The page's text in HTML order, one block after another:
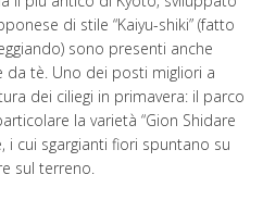
di stile “Kaiyu-shiki” (fatto
sono presenti anche
da tè. Uno dei posti migliori a
dei ciliegi in primavera: il parco
la varietà “Gion Shidare
i cui sgargianti fiori spuntano su
sul terreno.